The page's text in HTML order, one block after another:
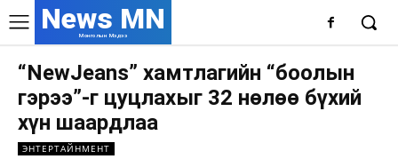
News MN
Монголын Мэдээ
“NewJeans” хамтлагийн “боолын
гэрээ”-г цуцлахыг 32 нөлөө бүхий
хүн шаардлаа
ЭНТЕРТАЙНМЕНТ